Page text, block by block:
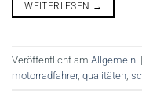
WEITERLESEN →
Veröffentlicht am Allgemein |
motorradfahrer, qualitäten